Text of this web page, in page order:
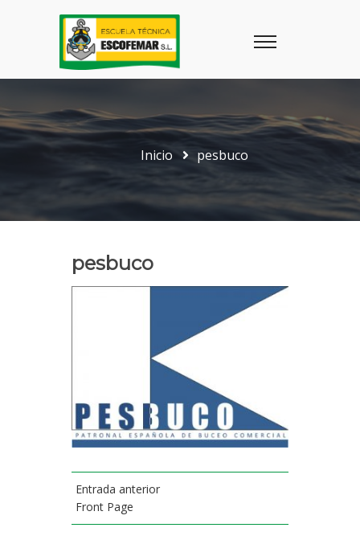
Inicio pesbuco
pesbuco
Entrada anterior
Front Page